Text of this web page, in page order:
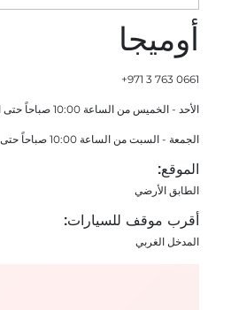
أوميجا
+971 3 763 0661
الأحد - الخميس من الساعة 10:00 صباحاً حتى الساعة 10:00 مساءً
الجمعة - السبت من الساعة 10:00 صباحاً حتى الساعة 12:00 منتصف الليل
الموقع:
الطابق الأرضي
أقرب موقف للسيارات:
المدخل الغربي